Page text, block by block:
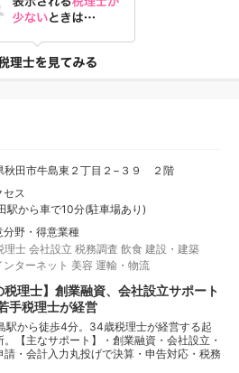
秋田市牛島東２丁目２−３９ ２階
セス
駅から車で10分(駐車場あり)
分野・得意業種
理士会社設立 税務調査 飲食 建設・建築
ンターネット 美容 運輸・物流
税理士】創業融資、会社設立サポート
手税理士が経営
駅から徒歩4分。34歳税理士が経営する起
【主なサポート】・創業融資・会社設立・
・会計入力丸投げで決算・申告対応・税務